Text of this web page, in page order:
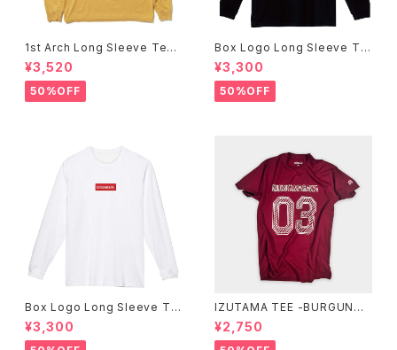
1st Arch Long Sleeve Tee
-Mustard-
¥3,520
50%OFF
Box Logo Long Sleeve Te
e -Black-
¥3,300
50%OFF
Box Logo Long Sleeve Te
e -White-
¥3,300
IZUTAMA TEE -BURGUNDY
-
¥2,750